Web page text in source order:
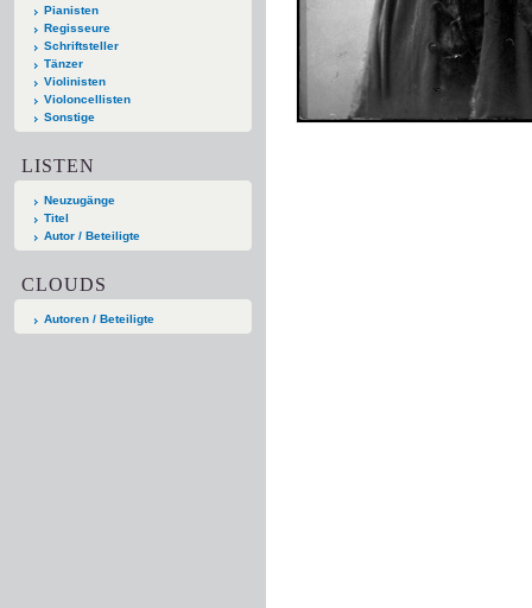
Pianisten
Regisseure
Schriftsteller
Tänzer
Violinisten
Violoncellisten
Sonstige
LISTEN
Neuzugänge
Titel
Autor / Beteiligte
CLOUDS
Autoren / Beteiligte